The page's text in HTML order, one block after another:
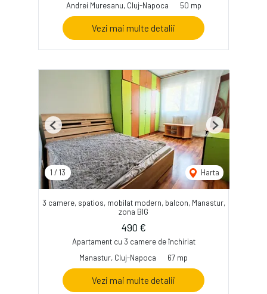
Andrei Muresanu, Cluj-Napoca
50 mp
Vezi mai multe detalii
1 / 13 Harta
Previous Next
3 camere, spatios, mobilat modern, balcon, Manastur,
zona BIG
490 €
Apartament cu 3 camere de închiriat
Manastur, Cluj-Napoca
67 mp
Vezi mai multe detalii